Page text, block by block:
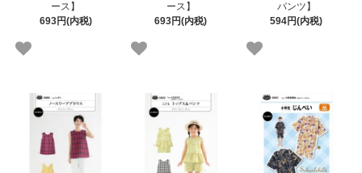
ース】
693円(内税)
ース】
693円(内税)
パンツ】
594円(内税)